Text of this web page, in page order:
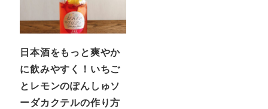
日本酒をもっと爽やか
に飲みやすく！いちご
とレモンのぽんしゅソ
ーダカクテルの作り方